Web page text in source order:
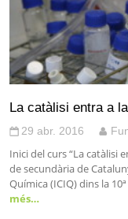
La catàlisi entra a
29 abr. 2016
Inici del curs “La catàlisi
de secundària de
Química (ICIQ) dins la
més…